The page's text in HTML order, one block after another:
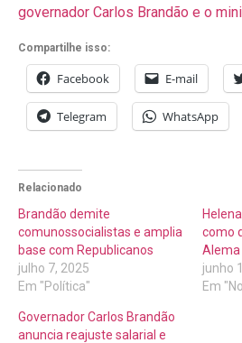
governador Carlos Brandão e o
Compartilhe isso:
Facebook E-mail
Telegram WhatsApp
Relacionado
Brandão demite
comunossocialistas e amplia
base com Republicanos
julho 7, 2025
Em "Política"
como
Alema
junho
Em
Governador Carlos Brandão
anuncia reajuste salarial e